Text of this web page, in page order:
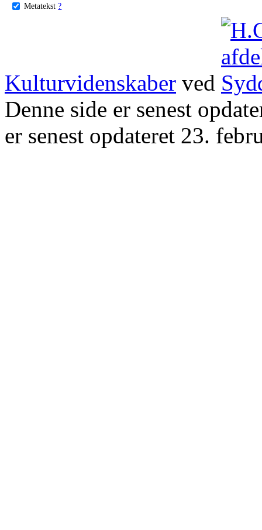
Metatekst ?
Kulturvidenskaber ved
Denne side er senest
er senest opdateret 23.